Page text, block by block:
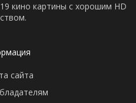
кино картины с хорошим HD
сайта